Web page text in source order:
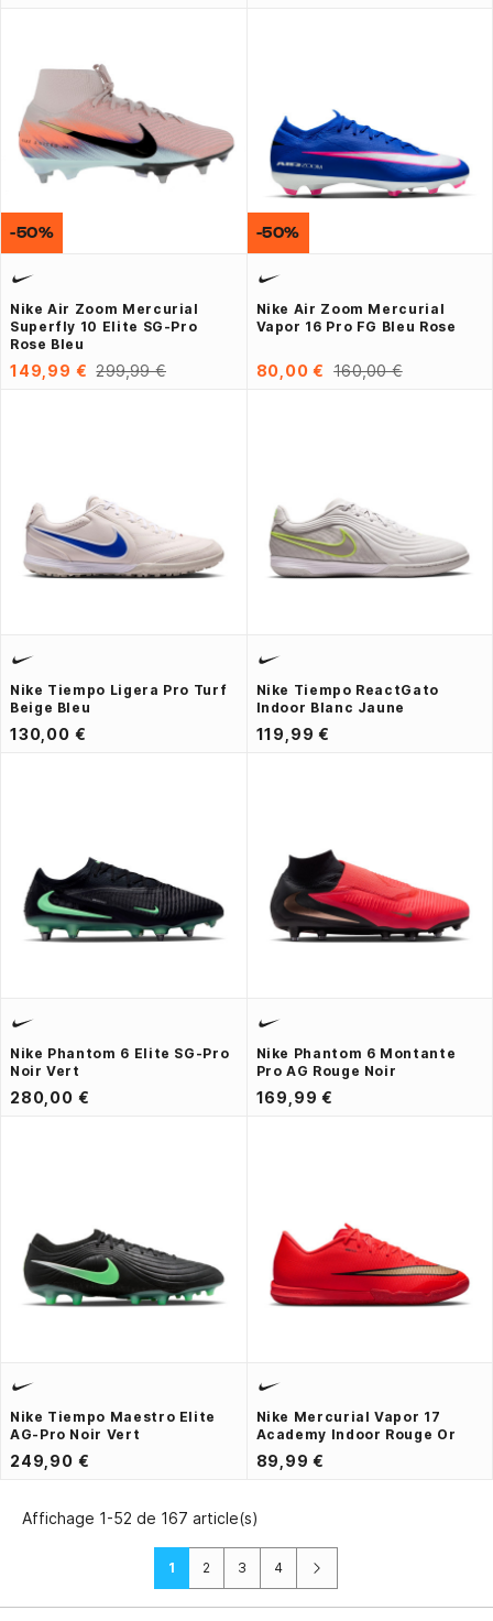
Nike Air Zoom Mercurial
Superfly 10 Elite SG-Pro
Rose Bleu
149,99 € 299,99 €
-50%
Nike Air Zoom Mercurial
Vapor 16 Pro FG Bleu Rose
80,00 € 160,00 €
-50%
Nike Tiempo Ligera Pro Turf
Beige Bleu
130,00 €
Nike Tiempo ReactGato
Indoor Blanc Jaune
119,99 €
Nike Phantom 6 Elite SG-Pro
Noir Vert
280,00 €
Nike Phantom 6 Montante
Pro AG Rouge Noir
169,99 €
Nike Tiempo Maestro Elite
AG-Pro Noir Vert
249,90 €
Nike Mercurial Vapor 17
Academy Indoor Rouge Or
89,99 €
Affichage 1-52 de 167 article(s)
1 2 3 4 Suivant